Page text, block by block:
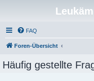
FAQ
Foren-Übersicht
Häufig gestellte